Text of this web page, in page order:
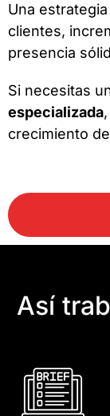
Una
clientes,
presencia
Si necesitas
especializada
crecimiento
Así